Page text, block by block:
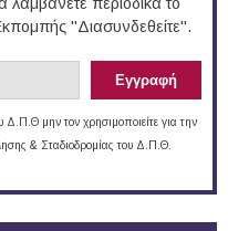
"Διασυνδεθείτε".
Δ.Π.Θ μην τον χρησιμοποιείτε για την
& Σταδιοδρομίας του Δ.Π.Θ.